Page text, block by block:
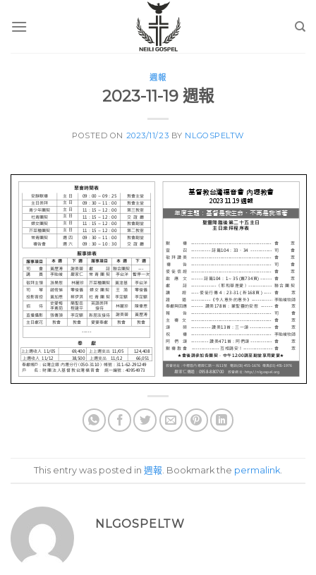
週報
2023-11-19 週報
POSTED ON 2023/11/23 BY NLGOSPELTW
This entry was posted in 週報 . Bookmark the permalink
NLGOSPELTW